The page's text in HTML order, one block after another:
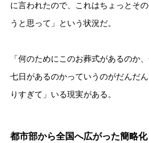
に言われたので、これはちょっとそ
うと思って」という状況だ。
「何のためにこのお葬式があるのか
七日があるのかっていうのがだんだ
りすぎて」いる現実がある。
都市部から全国へ広がった簡略化